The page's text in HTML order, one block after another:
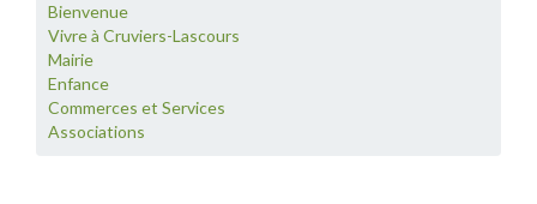
Bienvenue
Vivre à Cruviers-Lascours
Mairie
Enfance
Commerces et Services
Associations